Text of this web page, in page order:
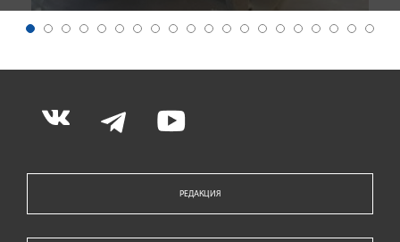
РЕДАКЦИЯ